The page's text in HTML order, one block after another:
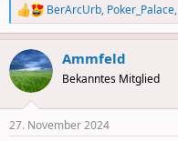
R
e
a
c
t
i
s
BerArcUrb, Poker_Palace,
Ammfeld
Bekanntes Mitglied
27. November 2024